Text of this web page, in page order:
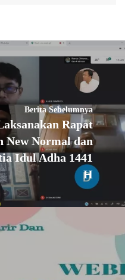
Berita Sebelumnya
Rapat
New Normal dan
Idul Adha 1441
H